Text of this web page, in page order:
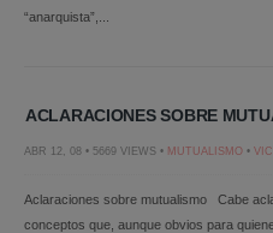
“anarquista”,...
ACLARACIONES SOBRE
ABR 12, 08 • 5669 VIEWS • MUTUALISMO •
Aclaraciones sobre mutualismo Cabe
conceptos que, aunque obvios para